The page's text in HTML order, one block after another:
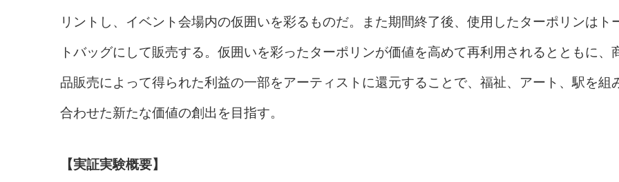
リントし、イベント会場内の仮囲いを彩るものだ。また期間終了後、使用したターポリンはト
トバッグにして販売する。仮囲いを彩ったターポリンが価値を高めて再利用されるとともに、
品販売によって得られた利益の一部をアーティストに還元することで、福祉、アート、駅を組
合わせた新たな価値の創出を目指す。
【実証実験概要】